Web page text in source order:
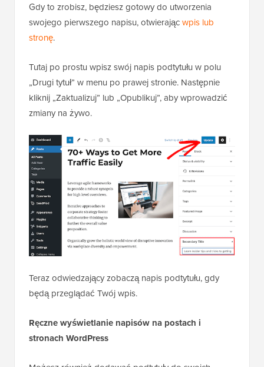
Gdy to zrobisz, będziesz gotowy do utworzenia
swojego pierwszego napisu, otwierającwpis lub
stronę.
Tutaj po prostu wpisz swój napis podtytułu w polu
„Drugi tytuł” w menu po prawej stronie. Następnie
kliknij „Zaktualizuj” lub „Opublikuj”, aby wprowadzić
zmiany na żywo.
Teraz odwiedzający zobaczą napis podtytułu, gdy
będą przeglądać Twój wpis.
Ręczne wyświetlanie napisów na postach i
stronach WordPress